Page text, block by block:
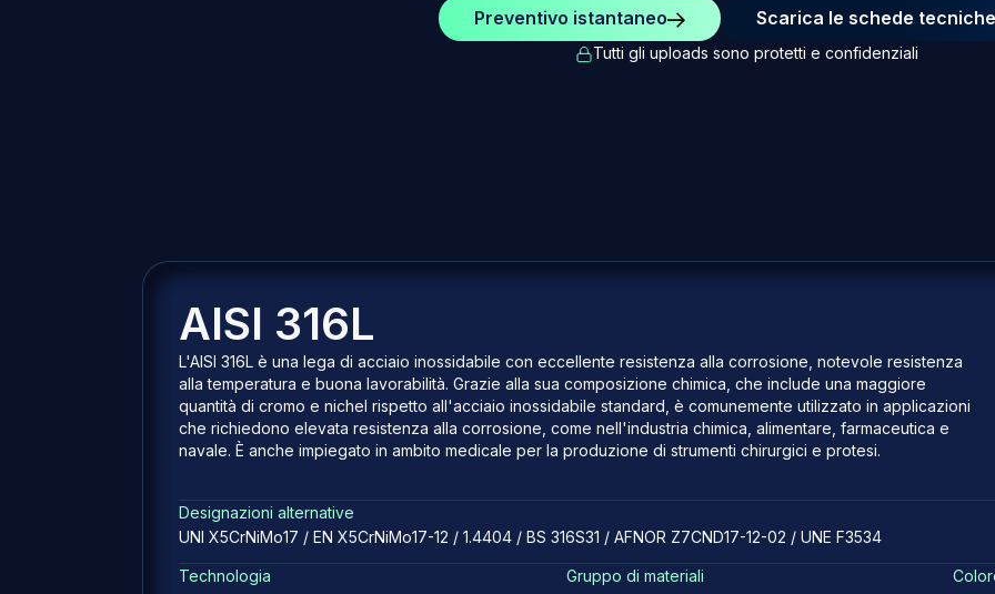
Preventivo istantaneo Scarica le schede tecniche
Tutti gli uploads sono protetti e confidenziali
AISI 316L
L'AISI 316L è una lega di acciaio inossidabile con eccellente resistenza alla corrosione, notevole resistenza
alla temperatura e buona lavorabilità. Grazie alla sua composizione chimica, che include una maggiore
quantità di cromo e nichel rispetto all'acciaio inossidabile standard, è comunemente utilizzato in applicazioni
che richiedono elevata resistenza alla corrosione, come nell'industria chimica, alimentare, farmaceutica e
navale. È anche impiegato in ambito medicale per la produzione di strumenti chirurgici e protesi.
Designazioni alternative
UNI X5CrNiMo17 / EN X5CrNiMo17-12 / 1.4404 / BS 316S31 / AFNOR Z7CND17-12-02 / UNE F3534
Technologia
Gruppo di materiali